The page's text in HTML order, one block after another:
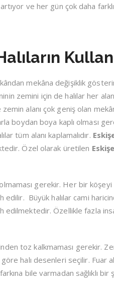
ve her gün çok daha
mekâna değişiklik
zemini için de halılar her
alanı çok geniş olan
boydan boya kaplı olması
tüm alanı kaplamalıdır.
Özel olarak üretilen
gerekir. Her bir
edilir. Büyük halılar cami
edilmektedir. Özellikle fazla
toz kalkmaması gerekir.
halı desenleri seçilir. Fuar
bile varmadan sağlıklı